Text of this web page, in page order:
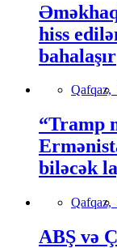
hiss
bahalaşır
Qafqaz,
“Tramp
biləcək
Qafqaz,
ABŞ və